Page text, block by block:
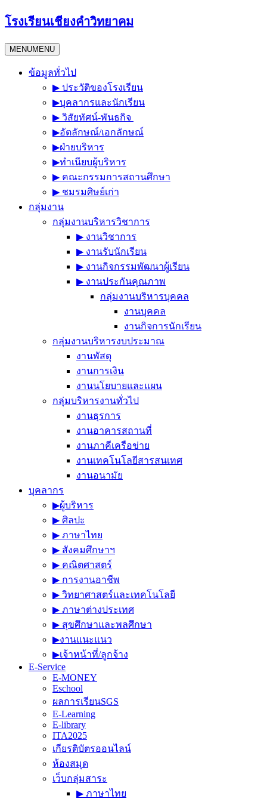
Skip
to
โรงเรียนเชียงคำวิทยาคม
MENUMENU
ข้อมูลทั่วไป
▶︎ ประวัติของโรงเรียน
▶︎บุคลากรและนักเรียน
▶︎ วิสัยทัศน์-พันธกิจ
▶︎อัตลักษณ์/เอกลักษณ์
▶︎ฝ่ายบริหาร
▶︎ทำเนียบผู้บริหาร
▶︎ คณะกรรมการสถานศึกษา
▶︎ ชมรมศิษย์เก่า
กลุ่มงาน
กลุ่มงานบริหารวิชาการ
▶︎ งานวิชาการ
▶︎ งานรับนักเรียน
▶︎ งานกิจกรรมพัฒนาผู้เรียน
▶︎ งานประกันคุณภาพ
กลุ่มงานบริหารบุคคล
งานบุคคล
งานกิจการนักเรียน
กลุ่มงานบริหารงบประมาณ
งานพัสดุ
งานการเงิน
งานนโยบายและแผน
กลุ่มบริหารงานทั่วไป
งานธุรการ
งานอาคารสถานที่
งานภาคีเครือข่าย
งานเทคโนโลยีสารสนเทศ
งานอนามัย
บุคลากร
▶︎ผู้บริหาร
▶︎ ศิลปะ
▶︎ ภาษาไทย
▶︎ สังคมศึกษาฯ
▶︎ คณิตศาสตร์
▶︎ การงานอาชีพ
▶︎ วิทยาศาสตร์และเทคโนโลยี
▶︎ ภาษาต่างประเทศ
▶︎ สุขศึกษาและพลศึกษา
▶︎งานแนะแนว
▶︎เจ้าหน้าที่/ลูกจ้าง
E-Service
E-MONEY
Eschool
ผลการเรียนSGS
E-Learning
E-library
ITA2025
เกียรติบัตรออนไลน์
ห้องสมุด
เว็บกลุ่มสาระ
▶︎ ภาษาไทย